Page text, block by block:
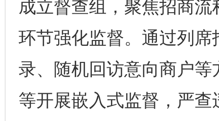
成立督查组，聚焦招商
环节强化监督。通过列
录、随机回访意向商户
等开展嵌入式监督，严